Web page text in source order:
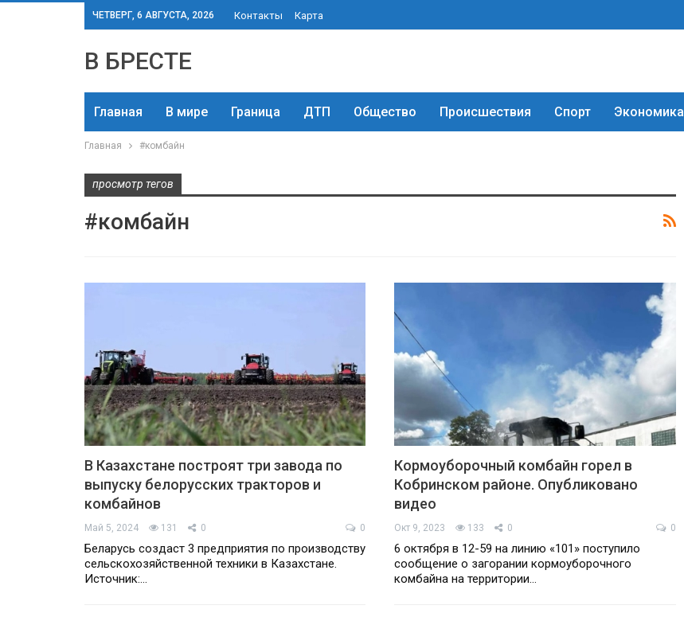
ЧЕТВЕРГ, 6 АВГУСТА, 2026 Контакты Карта
В БРЕСТЕ
Главная В мире Граница ДТП Общество Происшествия Спорт Экономика
Главная #комбайн
просмотр тегов
#комбайн
В Казахстане построят три завода по
выпуску белорусских тракторов и
комбайнов
Май 5, 2024 131 0 0
Беларусь создаст 3 предприятия по производству
сельскохозяйственной техники в Казахстане.
Источник:…
Кормоуборочный комбайн горел в
Кобринском районе. Опубликовано
видео
Окт 9, 2023 133 0 0
6 октября в 12-59 на линию «101» поступило
сообщение о загорании кормоуборочного
комбайна на территории…